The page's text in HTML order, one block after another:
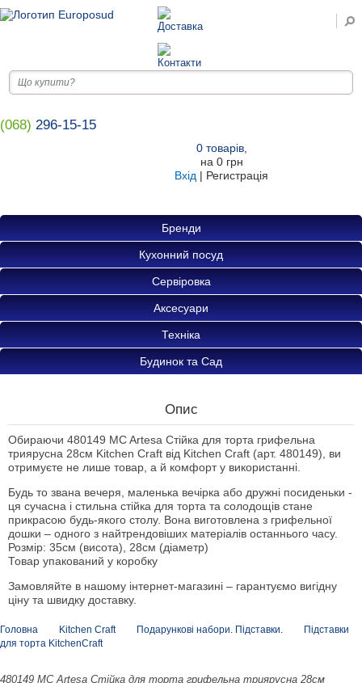
(068) 296-15-15
0товарів,
на 0 грн
Вхід | Регистрація
Бренди
Кухонний посуд
Сервіровка
Аксесуари
Техніка
Будинок та Сад
Опис
Обираючи 480149 MC Artesa Стійка для торта грифельна
триярусна 28см Kitchen Craft від Kitchen Craft (арт. 480149), ви
отримуєте не лише товар, а й комфорт у використанні.
Будь то звана вечеря, маленька вечірка або дружні посиденьки -
ця сучасна і стильна стійка для торта та солодощів стане
прикрасою будь-якого столу. Вона виготовлена з грифельної
дошки – одного з найтрендовіших матеріалів останнього часу.
Розмір: 35см (висота), 28см (діаметр)
Товар упакований у коробку
Замовляйте в нашому інтернет-магазині – гарантуємо вигідну
ціну та швидку доставку.
Головна Kitchen Craft Подарункові набори. Підставки.
Підставки
для торта KitchenCraft
480149 MC Artesa Стійка для торта грифельна триярусна 28см